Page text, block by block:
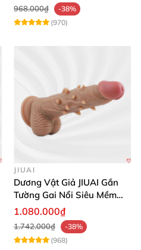
968.000₫
-38%
(970)
JIUAI
Dương Vật Giả JIUAI Gắn
Tường Gai Nổi Siêu Mềm
Thoải Mái Mua Ngay
1.080.000₫
1.742.000₫
-38%
(968)